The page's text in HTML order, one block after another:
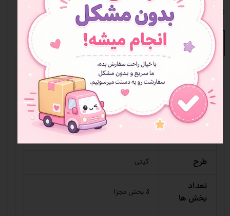
افزودن به علاقه مندی ها
مشخصات محصول نظرات
نوع
محصول
ظرف غذا استیل
جنس بدنه استیل 304 با کیفیت
طرح کیتی
تعداد
بخش ها
3 بخش مجزا